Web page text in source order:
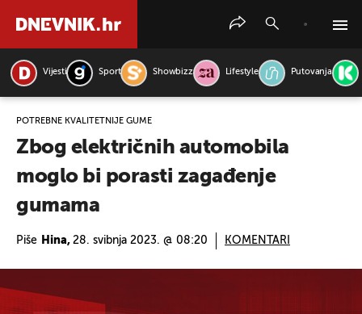
Vijesti Sport Showbizz Lifestyle Putovanja
POTREBNE KVALITETNIJE GUME
Zbog električnih automobila
moglo bi porasti zagađenje
gumama
Piše Hina, 28. svibnja 2023. @ 08:20 KOMENTARI
PRETRAŽITE VIJESTI